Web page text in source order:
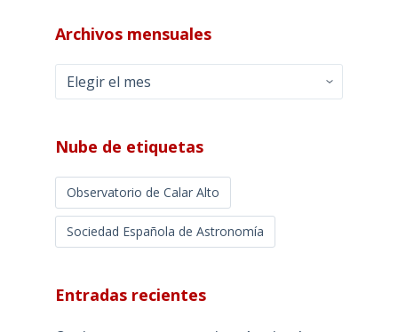
Archivos mensuales
Archivos
mensuales
Nube de etiquetas
Observatorio de Calar Alto
Sociedad Española de Astronomía
Entradas recientes